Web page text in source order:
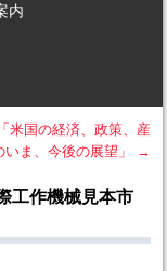
内
国の経済、政策、産
いま、今後の展望」
→
工作機械見本市